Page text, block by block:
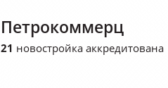
Петрокоммерц
21 новостройка аккредитована